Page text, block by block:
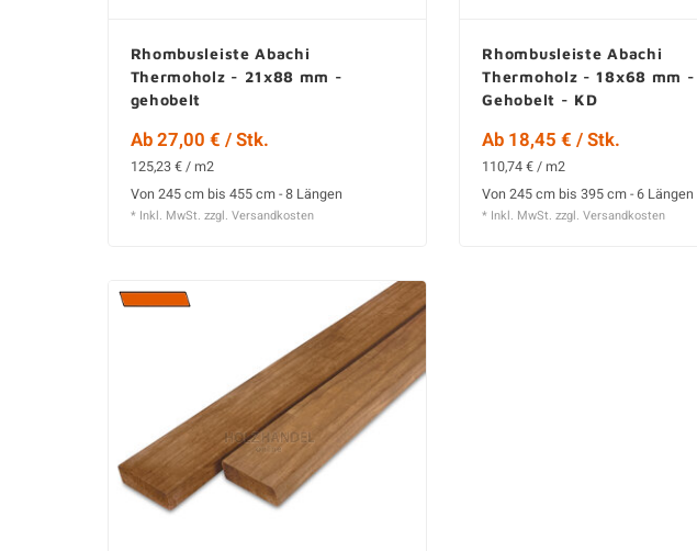
Rhombusleiste Abachi
Thermoholz - 21x88 mm -
gehobelt
Ab 27,00 € / Stk.
125,23 € / m2
Von 245 cm bis 455 cm - 8 Längen
* Inkl. MwSt. zzgl. Versandkosten
Rhombusleiste Abachi
Thermoholz - 18x68 mm -
Gehobelt - KD
Ab 18,45 € / Stk.
110,74 € / m2
Von 245 cm bis 395 cm - 6 Längen
* Inkl. MwSt. zzgl.Versandkosten